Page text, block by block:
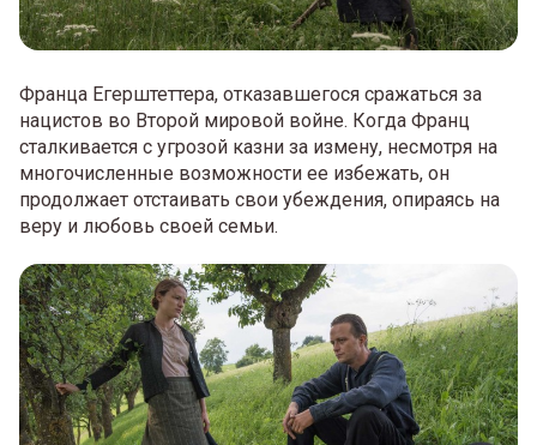
Франца Егерштеттера, отказавшегося сражаться за
нацистов во Второй мировой войне. Когда Франц
сталкивается с угрозой казни за измену, несмотря на
многочисленные возможности ее избежать, он
продолжает отстаивать свои убеждения, опираясь на
веру и любовь своей семьи.